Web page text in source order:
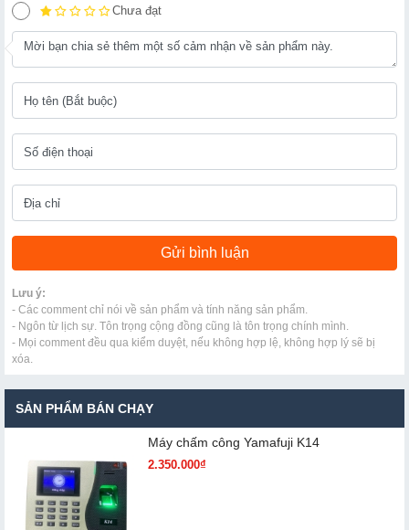
Chưa đạt
Lưu ý:
- Các comment chỉ nói về sản phẩm và tính năng sản phẩm.
- Ngôn từ lịch sự. Tôn trọng cộng đồng cũng là tôn trọng chính mình.
- Mọi comment đều qua kiểm duyệt, nếu không hợp lệ, không hợp lý sẽ bị
xóa.
SẢN PHẨM BÁN CHẠY
Máy chấm cô​ng Yamafuji K14
2.350.000₫